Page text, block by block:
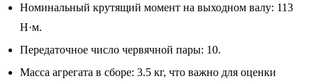
Номинальный крутящий момент на выходном валу: 113
Н·м.
Передаточное число червячной пары: 10.
Масса агрегата в сборе: 3.5 кг, что важно для оценки